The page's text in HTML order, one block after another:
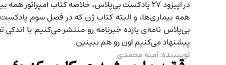
در اپیزود ۲۷ پادکست بی‌پلاس، خلاصه کتاب امپراتور همه
همه بیماری‌ها، و البته کتاب ژنکه در فصل سوم پادکست
بی‌پلاس نامه‌ی یازده خبرنامه رو منتشر می‌کنیم با
پیشنهاد می‌کنیم اون رو هم ببینین.
نویسنده: آمنه محمدی